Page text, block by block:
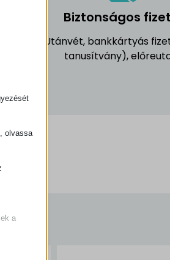
Biztonságos
Utánvét, bankkártyás
tanusítvány),
olvassa
a